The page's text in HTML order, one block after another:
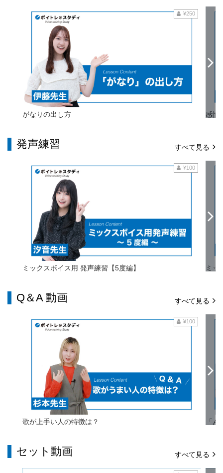
がなりの出し方
¥250
感情
発声練習 すべて見る
ミックスボイス用 発声練習【5度編】
¥100
ミッ
Q＆A 動画 すべて見る
歌が上手い人の特徴は？
¥100
「
セット動画 すべて見る